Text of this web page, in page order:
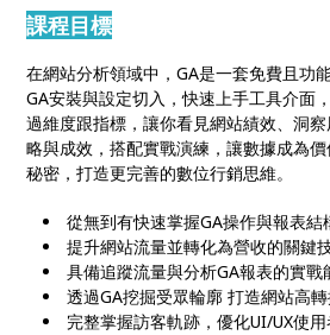
課程目標
在網站分析領域中，GA是一套免費且功
GA安裝與設定切入，快速上手工具介面
過維度跟指標，讓你看見網站績效、洞
略與成效，搭配實戰演練，讓數據成為
秘密，打造更完善的數位行銷思維。
從無到有快速掌握GA操作與報表結
提升網站流量並轉化為營收的關鍵
具備追蹤流量與分析GA報表的實戰
透過GA挖掘受眾輪廓 打造網站高
完整掌握訪客軌跡，優化UI/UX使